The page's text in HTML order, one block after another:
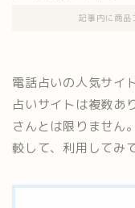
記事内に商品
電話占いの人気サイ
占いサイトは複数あ
さんとは限りません
較して、利用してみ